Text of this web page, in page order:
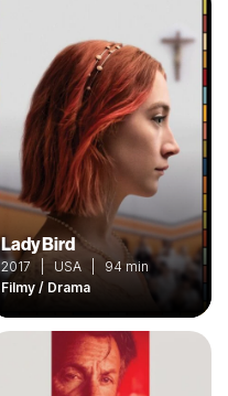
Lady Bird
2017 | USA | 94 min
Filmy / Drama